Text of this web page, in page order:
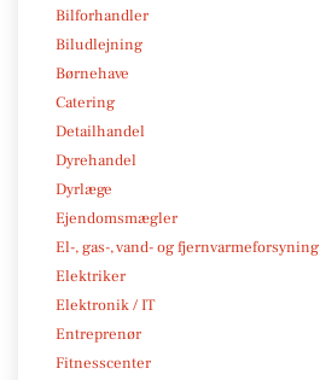
Bilforhandler
Biludlejning
Børnehave
Catering
Detailhandel
Dyrehandel
Dyrlæge
Ejendomsmægler
El-, gas-, vand- og fjernvarmeforsyning
Elektriker
Elektronik / IT
Entreprenør
Fitnesscenter